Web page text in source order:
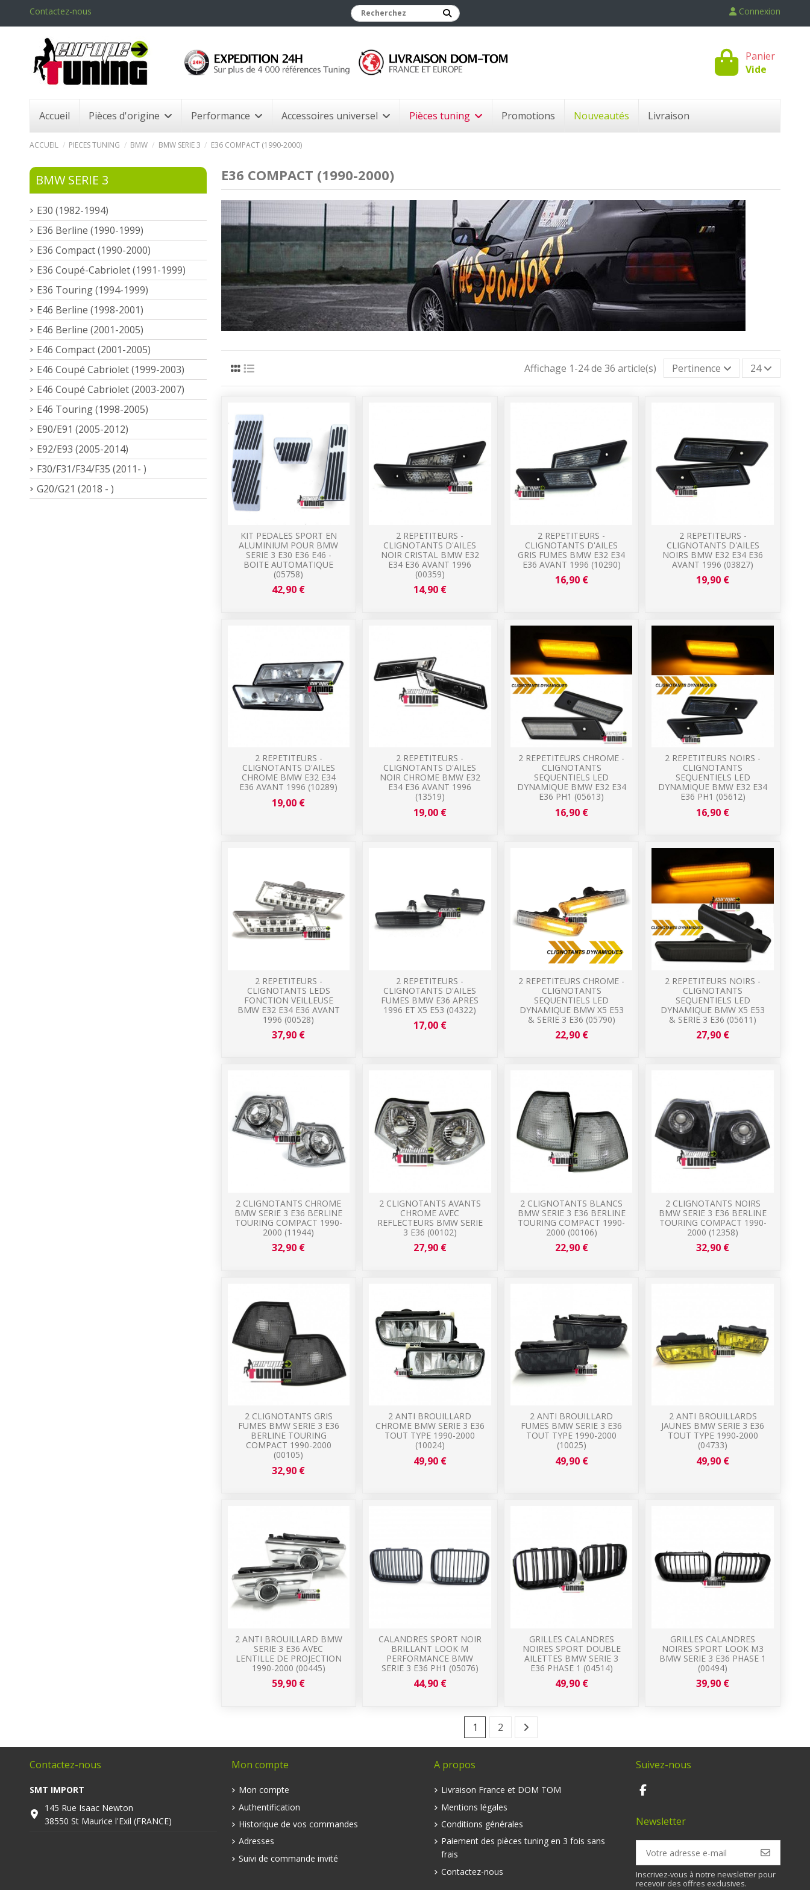
Contactez-nous Connexion
Panier
Vide
Accueil Pièces d'origine Performance Accessoires universel Pièces tuning Promotions Nouveautés Livraison
ACCUEIL PIECES TUNING BMW BMW SERIE 3 E36 COMPACT (1990-2000)
E36 COMPACT (1990-2000)
Affichage 1-24 de 36 article(s) Pertinence 24
KIT PEDALES SPORT EN
ALUMINIUM POUR BMW
SERIE 3 E30 E36 E46 -
BOITE AUTOMATIQUE
(05758)
42,90 €
2 REPETITEURS -
CLIGNOTANTS D'AILES
NOIR CRISTAL BMW E32
E34 E36 AVANT 1996
(00359)
14,90 €
2 REPETITEURS -
CLIGNOTANTS D'AILES
GRIS FUMES BMW E32 E34
E36 AVANT 1996 (10290)
16,90 €
2 REPETITEURS -
CLIGNOTANTS D'AILES
NOIRS BMW E32 E34 E36
AVANT 1996 (03827)
19,90 €
2 REPETITEURS -
CLIGNOTANTS D'AILES
CHROME BMW E32 E34
E36 AVANT 1996 (10289)
19,00 €
2 REPETITEURS -
CLIGNOTANTS D'AILES
NOIR CHROME BMW E32
E34 E36 AVANT 1996
(13519)
19,00 €
2 REPETITEURS CHROME -
CLIGNOTANTS
SEQUENTIELS LED
DYNAMIQUE BMW E32 E34
E36 PH1 (05613)
16,90 €
2 REPETITEURS NOIRS -
CLIGNOTANTS
SEQUENTIELS LED
DYNAMIQUE BMW E32 E34
E36 PH1 (05612)
16,90 €
2 REPETITEURS -
CLIGNOTANTS LEDS
FONCTION VEILLEUSE
BMW E32 E34 E36 AVANT
1996 (00528)
37,90 €
2 REPETITEURS -
CLIGNOTANTS D'AILES
FUMES BMW E36 APRES
1996 ET X5 E53 (04322)
17,00 €
2 REPETITEURS CHROME -
CLIGNOTANTS
SEQUENTIELS LED
DYNAMIQUE BMW X5 E53
& SERIE 3 E36 (05790)
22,90 €
2 REPETITEURS NOIRS -
CLIGNOTANTS
SEQUENTIELS LED
DYNAMIQUE BMW X5 E53
& SERIE 3 E36 (05611)
27,90 €
2 CLIGNOTANTS CHROME
BMW SERIE 3 E36 BERLINE
TOURING COMPACT 1990-
2000 (11944)
32,90 €
2 CLIGNOTANTS AVANTS
CHROME AVEC
REFLECTEURS BMW SERIE
3 E36 (00102)
27,90 €
2 CLIGNOTANTS BLANCS
BMW SERIE 3 E36 BERLINE
TOURING COMPACT 1990-
2000 (00106)
22,90 €
2 CLIGNOTANTS NOIRS
BMW SERIE 3 E36 BERLINE
TOURING COMPACT 1990-
2000 (12358)
32,90 €
2 CLIGNOTANTS GRIS
FUMES BMW SERIE 3 E36
BERLINE TOURING
COMPACT 1990-2000
(00105)
32,90 €
2 ANTI BROUILLARD
CHROME BMW SERIE 3 E36
TOUT TYPE 1990-2000
(10024)
49,90 €
2 ANTI BROUILLARD
FUMES BMW SERIE 3 E36
TOUT TYPE 1990-2000
(10025)
49,90 €
2 ANTI BROUILLARDS
JAUNES BMW SERIE 3 E36
TOUT TYPE 1990-2000
(04733)
49,90 €
2 ANTI BROUILLARD BMW
SERIE 3 E36 AVEC
LENTILLE DE PROJECTION
1990-2000 (00445)
59,90 €
CALANDRES SPORT NOIR
BRILLANT LOOK M
PERFORMANCE BMW
SERIE 3 E36 PH1 (05076)
44,90 €
GRILLES CALANDRES
NOIRES SPORT DOUBLE
AILETTES BMW SERIE 3
E36 PHASE 1 (04514)
49,90 €
GRILLES CALANDRES
NOIRES SPORT LOOK M3
BMW SERIE 3 E36 PHASE 1
(00494)
39,90 €
1 2
BMW SERIE 3
E30 (1982-1994)
E36 Berline (1990-1999)
E36 Compact (1990-2000)
E36 Coupé-Cabriolet (1991-1999)
E36 Touring (1994-1999)
E46 Berline (1998-2001)
E46 Berline (2001-2005)
E46 Compact (2001-2005)
E46 Coupé Cabriolet (1999-2003)
E46 Coupé Cabriolet (2003-2007)
E46 Touring (1998-2005)
E90/E91 (2005-2012)
E92/E93 (2005-2014)
F30/F31/F34/F35 (2011- )
G20/G21 (2018 - )
Contactez-nous
SMT IMPORT
145 Rue Isaac Newton
38550 St Maurice l'Exil (FRANCE)
Mon compte
Mon compte
Authentification
Historique de vos commandes
Adresses
Suivi de commande invité
A propos
Livraison France et DOM TOM
Mentions légales
Conditions générales
Paiement des pièces tuning en 3 fois sans
frais
Contactez-nous
Suivez-nous
Newsletter
Inscrivez-vous à notre newsletter pour
recevoir des offres exclusives.